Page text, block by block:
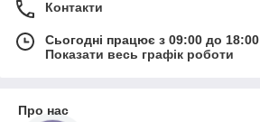
Контакти
Сьогодні працює з 09:00 до 18:00
Показати весь графік роботи
Про нас